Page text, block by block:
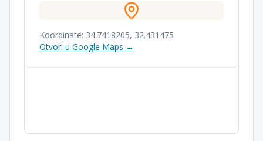
Koordinate: 34.7418205, 32.431475
Otvori u Google Maps →